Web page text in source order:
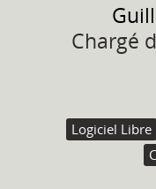
Chargé
Logiciel Libre